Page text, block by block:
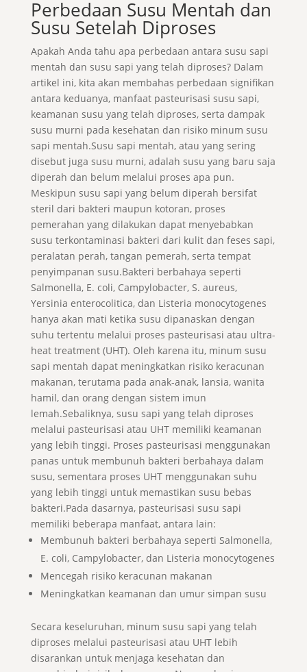
Perbedaan Susu Mentah dan
Susu Setelah Diproses
Apakah Anda tahu apa perbedaan antara susu sapi
mentah dan susu sapi yang telah diproses? Dalam
artikel ini, kita akan membahas perbedaan signifikan
antara keduanya, manfaat pasteurisasi susu sapi,
keamanan susu yang telah diproses, serta dampak
susu murni pada kesehatan dan risiko minum susu
sapi mentah.Susu sapi mentah, atau yang sering
disebut juga susu murni, adalah susu yang baru saja
diperah dan belum melalui proses apa pun.
Meskipun susu sapi yang belum diperah bersifat
steril dari bakteri maupun kotoran, proses
pemerahan yang dilakukan dapat menyebabkan
susu terkontaminasi bakteri dari kulit dan feses sapi,
peralatan perah, tangan pemerah, serta tempat
penyimpanan susu.Bakteri berbahaya seperti
Salmonella, E. coli, Campylobacter, S. aureus,
Yersinia enterocolitica, dan Listeria monocytogenes
hanya akan mati ketika susu dipanaskan dengan
suhu tertentu melalui proses pasteurisasi atau ultra-
heat treatment (UHT). Oleh karena itu, minum susu
sapi mentah dapat meningkatkan risiko keracunan
makanan, terutama pada anak-anak, lansia, wanita
hamil, dan orang dengan sistem imun
lemah.Sebaliknya, susu sapi yang telah diproses
melalui pasteurisasi atau UHT memiliki keamanan
yang lebih tinggi. Proses pasteurisasi menggunakan
panas untuk membunuh bakteri berbahaya dalam
susu, sementara proses UHT menggunakan suhu
yang lebih tinggi untuk memastikan susu bebas
bakteri.Pada dasarnya, pasteurisasi susu sapi
memiliki beberapa manfaat, antara lain:
Membunuh bakteri berbahaya seperti Salmonella,
E. coli, Campylobacter, dan Listeria monocytogenes
Mencegah risiko keracunan makanan
Meningkatkan keamanan dan umur simpan susu
Secara keseluruhan, minum susu sapi yang telah
diproses melalui pasteurisasi atau UHT lebih
disarankan untuk menjaga kesehatan dan